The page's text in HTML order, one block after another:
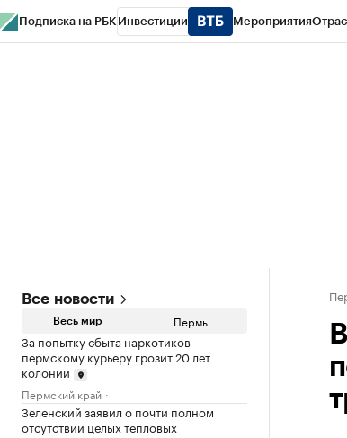
Подписка на РБК Инвестиции Мероприятия
Все новости
Весь мир Пермь
За попытку сбыта наркотиков
пермскому курьеру грозит 20 лет
колонии
Пермский край
Зеленский заявил о почти полном
отсутствии целых тепловых